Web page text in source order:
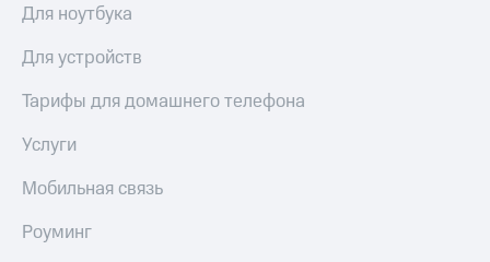
Для ноутбука
Для устройств
Тарифы для домашнего телефона
Услуги
Мобильная связь
Роуминг